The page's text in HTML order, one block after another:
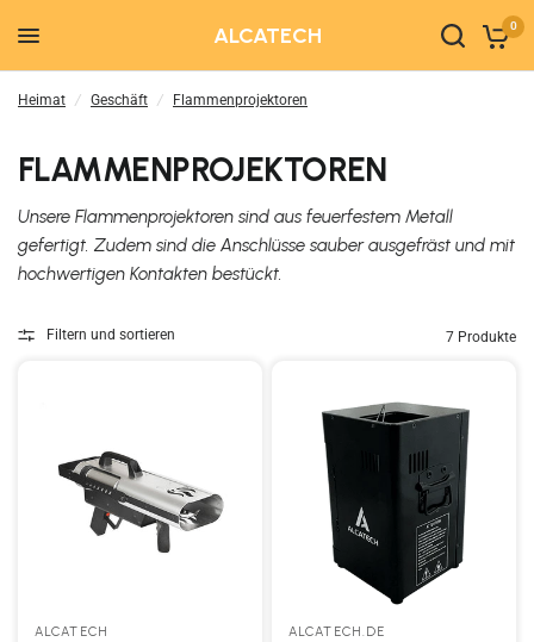
ALCATECH 0
Heimat / Geschäft / Flammenprojektoren
FLAMMENPROJEKTOREN
Unsere Flammenprojektoren sind aus feuerfestem Metall
gefertigt. Zudem sind die Anschlüsse sauber ausgefräst und mit
hochwertigen Kontakten bestückt.
Filtern und sortieren 7 Produkte
ALCATECH ALCATECH.DE